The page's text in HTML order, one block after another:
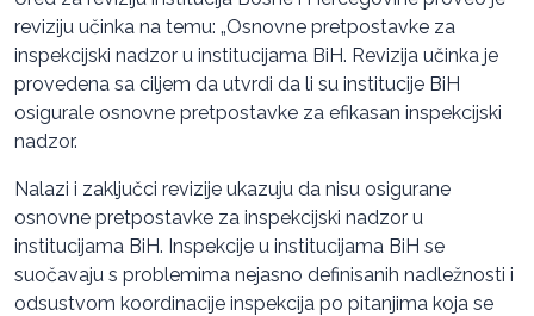
reviziju učinka na temu: „Osnovne pretpostavke za
inspekcijski nadzor u institucijama BiH. Revizija učinka je
provedena sa ciljem da utvrdi da li su institucije BiH
osigurale osnovne pretpostavke za efikasan inspekcijski
nadzor.
Nalazi i zaključci revizije ukazuju da nisu osigurane
osnovne pretpostavke za inspekcijski nadzor u
institucijama BiH. Inspekcije u institucijama BiH se
suočavaju s problemima nejasno definisanih nadležnosti i
odsustvom koordinacije inspekcija po pitanjima koja se